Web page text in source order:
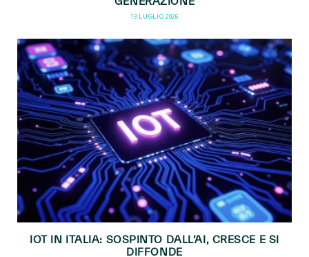
13 LUGLIO 2026
IOT IN ITALIA: SOSPINTO DALL’AI, CRESCE E SI
DIFFONDE